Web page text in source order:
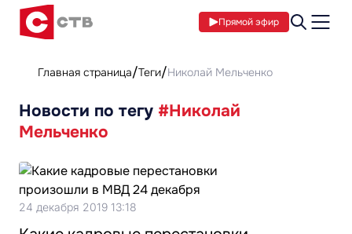
Прямой эфир
Главная страница Теги Николай Мельченко
Новости по тегу #Николай
Мельченко
24 декабря 2019 13:18